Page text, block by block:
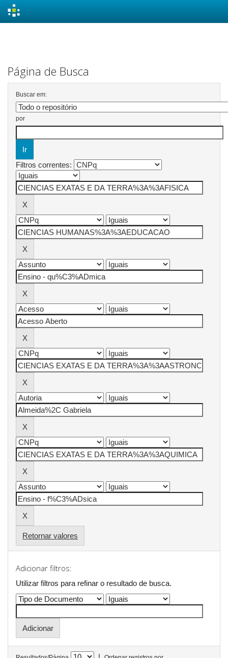
Página de Busca
Buscar em:
por
Filtros correntes:
Retornar valores
Adicionar filtros:
Utilizar filtros para refinar o resultado de busca.